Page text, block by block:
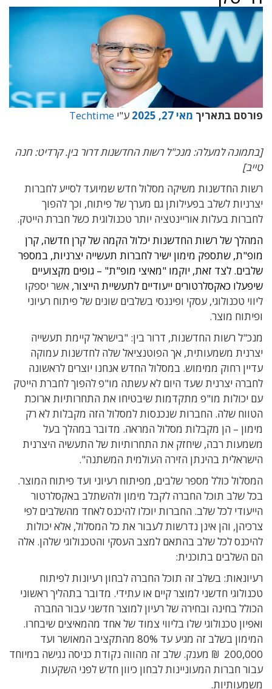
פורסם בתאריך מאי 27, 2025 ע"י Techtime
[בתמונה למעלה: מנכ"ל רשות החדשנות דרור בין. קרדיט: חנה
טייב]
רשות החדשנות משיקה מסלול חדש שמיועד לסייע לחברות
יצרניות לשלב בפעילותן גם מערך של פיתוח, וכך להפוך
לחברות בעלות אוריינטציה יותר טכנולוגית כשל חברת הייטק.
המהלך של רשות החדשנות יכלול הקמה של קרן חדשה, קרן
מופ"ת, שתספק מימון ישיר לחברות תעשייה יצרניות, במספר
שלבים. לצד זאת, יוקמו "מאיצי מופ"ת" – גופים מקצועיים
שיפעלו כאקסלרטורים ייעודיים לתעשיית הייצור, אשר יספקו
ליווי טכנולוגי, עסקי ופיננסי בשלבים שונים של פיתוח רעיוני
ופיתוח מוצר.
מנכ"ל רשות החדשנות, דרור בין: "בישראל קיימת תעשייה
יצרנית משמעותית, אך הפוטנציאל שלה לחדשנות עמוקה
עדיין רחוק ממימוש. במסלול החדש אנחנו יוצרים לראשונה
לחברה יצרנית שעד היום לא עשתה מו"פ להפוך לחברת הייטק
עם יכולות מו"פ מתקדמות שיבטיחו את התחרותיות ארוכת
הטווח שלה. החברות שנכנסות למסלול הזה מקבלות לא רק
מימון – הן מקבלות מסלול המראה. מדובר במהלך בעל
משמעות רבה, שיחזק את התחרותיות של התעשיה היצרנית
הישראלית בהינתן הזירה העולמית המשתנה".
המסלול כולל מספר שלבים, מפיתוח רעיוני ועד פיתוח המוצר.
בכל שלב תוכל החברה לקבל מימון ולהשתלב באקסלרטור
הייעודי לכל שלב. החברות יוכלו להיכנס לאחד מהשלבים לפי
צרכיהן, והן אינן נדרשות לעבור את כל המסלול, אלא יכולות
להיכנס לכל שלב בהתאם למצב העסקי והטכנולוגי שלהן. אלה
הם השלבים בתוכנית:
רעיונאות: בשלב זה תוכל החברה לבחון רעיונות לפיתוח
טכנולוגי חדשני למוצר קיים או עתידי. מדובר בתהליך ראשוני
הכולל בחינה ובחירה של רעיון למוצר חדשני עבור החברה
ואפיון טכנולוגי שלו בליווי צמוד של אחד מהמאיצים שיבחרו.
המימון בשלב זה מגיע עד 80% מהתקציב המאושר ועד
200,000 ₪ מענק. שלב זה מהווה נקודת כניסה נגישה במיוחד
עבור חברות המעוניינות לבחון כיוון חדש לפני השקעות
משמעותיות.